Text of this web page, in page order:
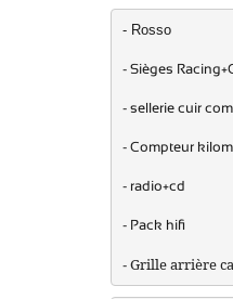
- Rosso
- Sièges
- sellerie cuir
- Compteur
- radio+cd
- Pack hifi
- Grille arrière